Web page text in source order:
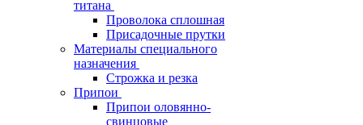
титана
Проволока сплошная
Присадочные прутки
Материалы специального
назначения
Строжка и резка
Припои
Припои оловянно-
свинцовые